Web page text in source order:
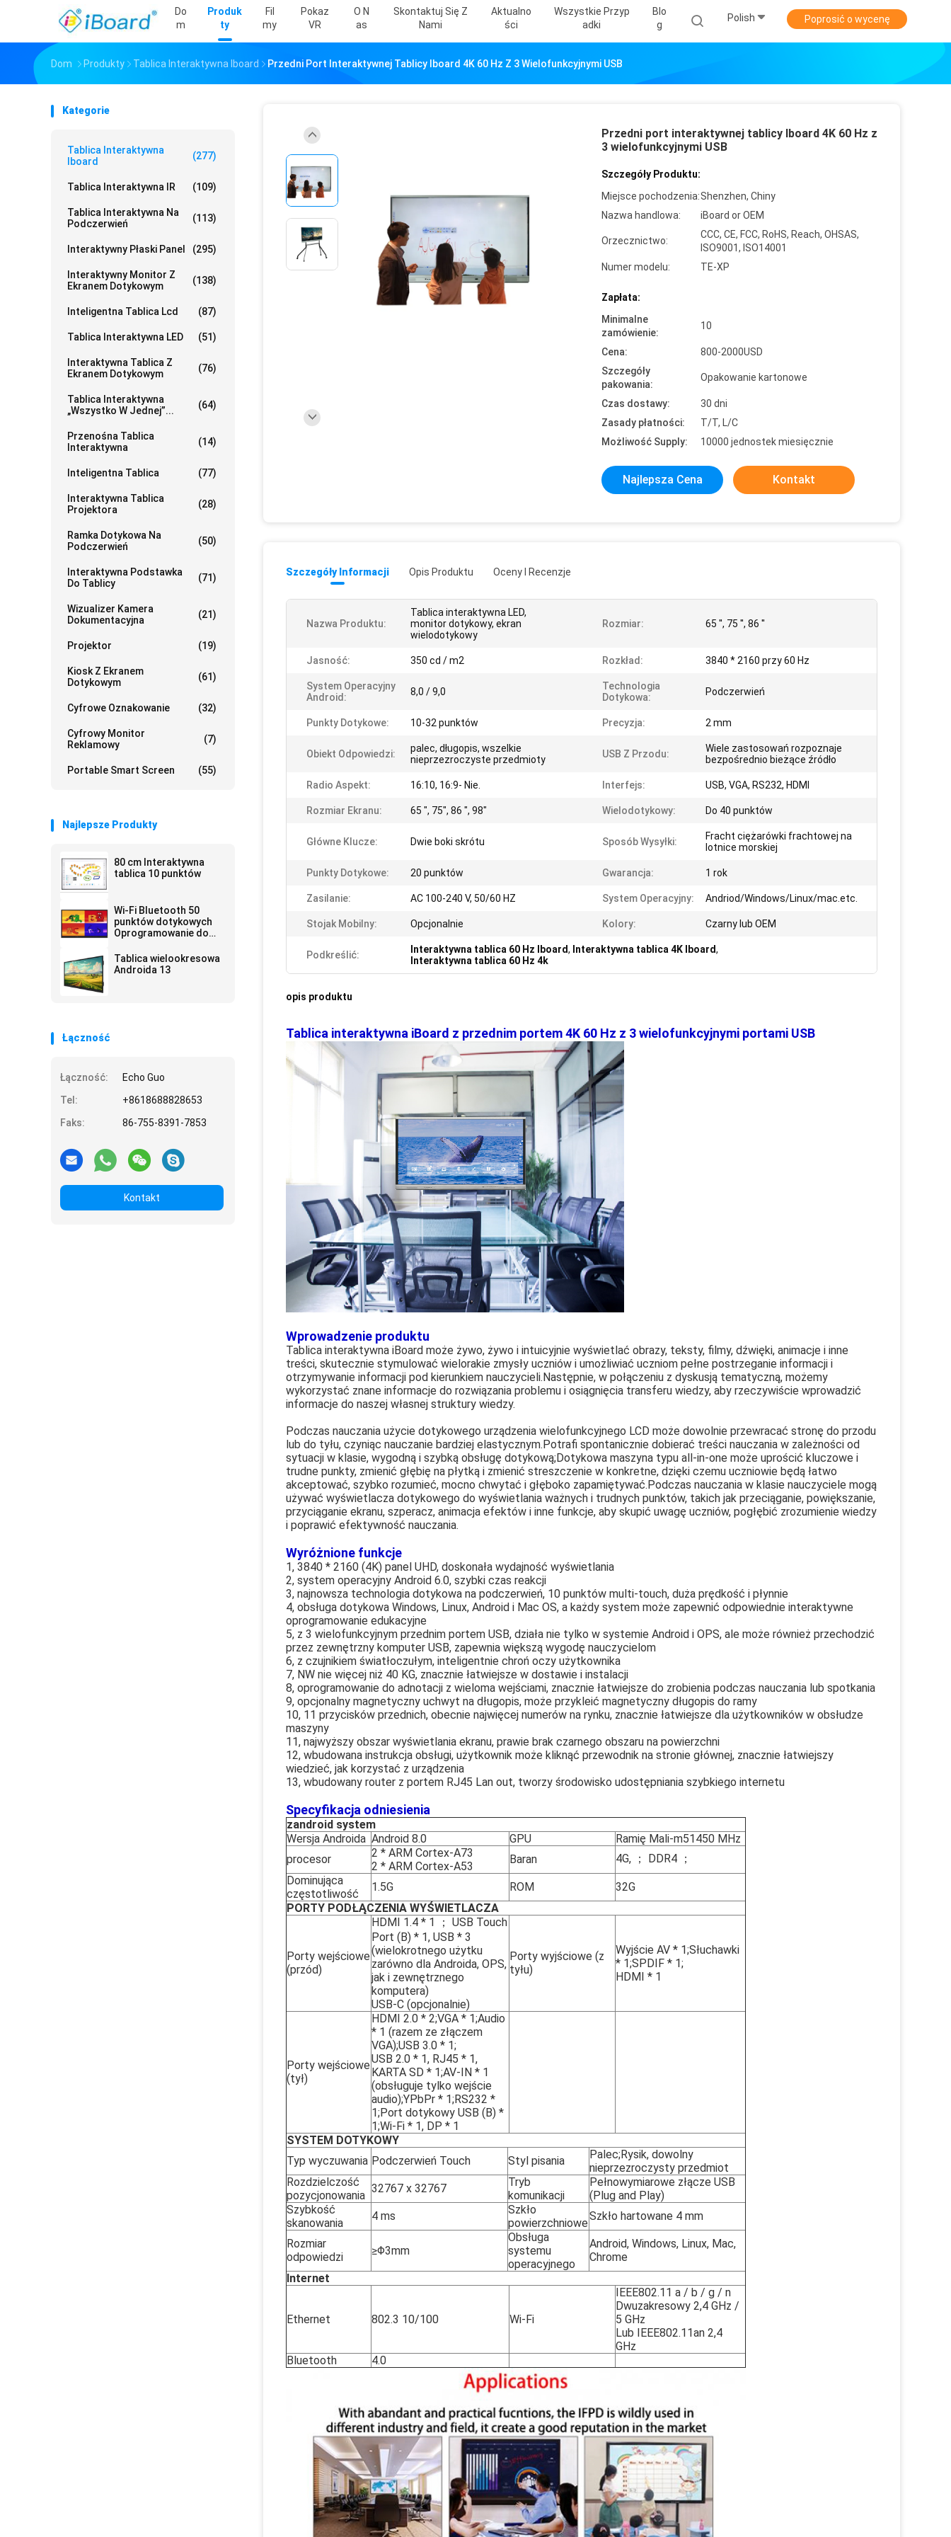
Do
M
Produk
Ty
Fil
My
Pokaz
VR
O N
As
Skontaktuj Się Z
Nami
Aktualno
Ści
Wszystkie Przyp
Adki
Blo
G
Polish Poprosić o wycenę
Dom Produkty Tablica Interaktywna Iboard Przedni Port Interaktywnej Tablicy Iboard 4K 60 Hz Z 3 Wielofunkcyjnymi USB
Kategorie
Tablica Interaktywna
Iboard
(277)
Tablica Interaktywna IR (109)
Tablica Interaktywna Na
Podczerwień
(113)
Interaktywny Płaski Panel (295)
Interaktywny Monitor Z
Ekranem Dotykowym
(138)
Inteligentna Tablica Lcd (87)
Tablica Interaktywna LED (51)
Interaktywna Tablica Z
Ekranem Dotykowym
(76)
Tablica Interaktywna
„wszystko W Jednej”...
(64)
Przenośna Tablica
Interaktywna
(14)
Inteligentna Tablica (77)
Interaktywna Tablica
Projektora
(28)
Ramka Dotykowa Na
Podczerwień
(50)
Interaktywna Podstawka
Do Tablicy
(71)
Wizualizer Kamera
Dokumentacyjna
(21)
Projektor (19)
Kiosk Z Ekranem
Dotykowym
(61)
Cyfrowe Oznakowanie (32)
Cyfrowy Monitor
Reklamowy
(7)
Portable Smart Screen (55)
Najlepsze Produkty
80 cm Interaktywna
tablica 10 punktów
Wi-Fi Bluetooth 50
punktów dotykowych
Oprogramowanie do
Tablica wielookresowa
Androida 13
Łączność
Łączność:
Echo Guo
Tel:
+8618688828653
Faks:
86-755-8391-7853
Kontakt
Przedni port interaktywnej tablicy Iboard 4K 60 Hz z
3 wielofunkcyjnymi USB
Szczegóły Produktu:
Miejsce pochodzenia:Shenzhen, Chiny
Nazwa handlowa:
iBoard or OEM
Orzecznictwo:
CCC, CE, FCC, RoHS, Reach, OHSAS,
ISO9001, ISO14001
Numer modelu:
TE-XP
Zapłata:
Minimalne
zamówienie:
10
Cena:
800-2000USD
Szczegóły
pakowania:
Opakowanie kartonowe
Czas dostawy:
30 dni
Zasady płatności:
T/T, L/C
Możliwość Supply:
10000 jednostek miesięcznie
Najlepsza Cena Kontakt
Szczegóły Informacji Opis Produktu Oceny I Recenzje
Nazwa Produktu:
Tablica interaktywna LED,
monitor dotykowy, ekran
wielodotykowy
Rozmiar: 65 '', 75 '', 86 ''
Jasność: 350 cd / m2 Rozkład: 3840 * 2160 przy 60 Hz
System Operacyjny
Android:
8,0 / 9,0
Technologia
Dotykowa:
Podczerwień
Punkty Dotykowe: 10-32 punktów Precyzja: 2 mm
Obiekt Odpowiedzi:
palec, długopis, wszelkie
nieprzezroczyste przedmioty
USB Z Przodu:
Wiele zastosowań rozpoznaje
bezpośrednio bieżące źródło
Radio Aspekt: 16:10, 16:9- Nie. Interfejs: USB, VGA, RS232, HDMI
Rozmiar Ekranu: 65 ", 75", 86 ", 98" Wielodotykowy: Do 40 punktów
Główne Klucze: Dwie boki skrótu Sposób Wysyłki:
Fracht ciężarówki frachtowej na
lotnice morskiej
Punkty Dotykowe: 20 punktów Gwarancja: 1 rok
Zasilanie: AC 100-240 V, 50/60 HZ System Operacyjny: Andriod/Windows/Linux/mac.etc.
Stojak Mobilny: Opcjonalnie Kolory: Czarny lub OEM
Podkreślić: Interaktywna tablica 60 Hz Iboard, Interaktywna tablica 4K Iboard,
Interaktywna tablica 60 Hz 4k
opis produktu
Tablica interaktywna iBoard z przednim portem 4K 60 Hz z 3 wielofunkcyjnymi portami USB
Wprowadzenie produktu
Tablica interaktywna iBoard może żywo, żywo i intuicyjnie wyświetlać obrazy, teksty, filmy, dźwięki, animacje i inne
treści, skutecznie stymulować wielorakie zmysły uczniów i umożliwiać uczniom pełne postrzeganie informacji i
otrzymywanie informacji pod kierunkiem nauczycieli.Następnie, w połączeniu z dyskusją tematyczną, możemy
wykorzystać znane informacje do rozwiązania problemu i osiągnięcia transferu wiedzy, aby rzeczywiście wprowadzić
informacje do naszej własnej struktury wiedzy.
Podczas nauczania użycie dotykowego urządzenia wielofunkcyjnego LCD może dowolnie przewracać stronę do przodu
lub do tyłu, czyniąc nauczanie bardziej elastycznym.Potrafi spontanicznie dobierać treści nauczania w zależności od
sytuacji w klasie, wygodną i szybką obsługę dotykową;Dotykowa maszyna typu all-in-one może uprościć kluczowe i
trudne punkty, zmienić głębię na płytką i zmienić streszczenie w konkretne, dzięki czemu uczniowie będą łatwo
akceptować, szybko rozumieć, mocno chwytać i głęboko zapamiętywać.Podczas nauczania w klasie nauczyciele mogą
używać wyświetlacza dotykowego do wyświetlania ważnych i trudnych punktów, takich jak przeciąganie, powiększanie,
przyciąganie ekranu, szperacz, animacja efektów i inne funkcje, aby skupić uwagę uczniów, pogłębić zrozumienie wiedzy
i poprawić efektywność nauczania.
Wyróżnione funkcje
1, 3840 * 2160 (4K) panel UHD, doskonała wydajność wyświetlania
2, system operacyjny Android 6.0, szybki czas reakcji
3, najnowsza technologia dotykowa na podczerwień, 10 punktów multi-touch, duża prędkość i płynnie
4, obsługa dotykowa Windows, Linux, Android i Mac OS, a każdy system może zapewnić odpowiednie interaktywne
oprogramowanie edukacyjne
5, z 3 wielofunkcyjnym przednim portem USB, działa nie tylko w systemie Android i OPS, ale może również przechodzić
przez zewnętrzny komputer USB, zapewnia większą wygodę nauczycielom
6, z czujnikiem światłoczułym, inteligentnie chroń oczy użytkownika
7, NW nie więcej niż 40 KG, znacznie łatwiejsze w dostawie i instalacji
8, oprogramowanie do adnotacji z wieloma wejściami, znacznie łatwiejsze do zrobienia podczas nauczania lub spotkania
9, opcjonalny magnetyczny uchwyt na długopis, może przykleić magnetyczny długopis do ramy
10, 11 przycisków przednich, obecnie najwięcej numerów na rynku, znacznie łatwiejsze dla użytkowników w obsłudze
maszyny
11, najwyższy obszar wyświetlania ekranu, prawie brak czarnego obszaru na powierzchni
12, wbudowana instrukcja obsługi, użytkownik może kliknąć przewodnik na stronie głównej, znacznie łatwiejszy
wiedzieć, jak korzystać z urządzenia
13, wbudowany router z portem RJ45 Lan out, tworzy środowisko udostępniania szybkiego internetu
Specyfikacja odniesienia
zandroid system
Wersja Androida Android 8.0 GPU
Ramię Mali-m51450 MHz
procesor
2 * ARM Cortex-A73
2 * ARM Cortex-A53
Baran
4G, ； DDR4 ；
Dominująca
częstotliwość
1.5G ROM
32G
PORTY PODŁĄCZENIA WYŚWIETLACZA
Porty wejściowe
(przód)
HDMI 1.4 * 1 ； USB Touch
Port (B) * 1, USB * 3
(wielokrotnego użytku
zarówno dla Androida, OPS,
jak i zewnętrznego
komputera)
USB-C (opcjonalnie)
Porty wyjściowe (z
tyłu)
Wyjście AV * 1;Słuchawki
* 1;SPDIF * 1;
HDMI * 1
Porty wejściowe
(tył)
HDMI 2.0 * 2;VGA * 1;Audio
* 1 (razem ze złączem
VGA);USB 3.0 * 1;
USB 2.0 * 1, RJ45 * 1,
KARTA SD * 1;AV-IN * 1
(obsługuje tylko wejście
audio);YPbPr * 1;RS232 *
1;Port dotykowy USB (B) *
1;Wi-Fi * 1, DP * 1
SYSTEM DOTYKOWY
Typ wyczuwania Podczerwień Touch Styl pisania
Palec;Rysik, dowolny
nieprzezroczysty przedmiot
Rozdzielczość
pozycjonowania
32767 x 32767
Tryb
komunikacji
Pełnowymiarowe złącze USB
(Plug and Play)
Szybkość
skanowania
4 ms
Szkło
powierzchniowe
Szkło hartowane 4 mm
Rozmiar
odpowiedzi
≥Φ3mm
Obsługa
systemu
operacyjnego
Android, Windows, Linux, Mac,
Chrome
Internet
Ethernet 802.3 10/100 Wi-Fi
IEEE802.11 a / b / g / n
Dwuzakresowy 2,4 GHz /
5 GHz
Lub IEEE802.11an 2,4
GHz
Bluetooth
4.0